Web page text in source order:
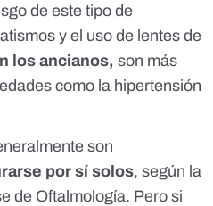
de este tipo de
y el uso de lentes de
los ancianos, son más
como la hipertensión
son
por sí solos, según la
de Oftalmología. Pero si